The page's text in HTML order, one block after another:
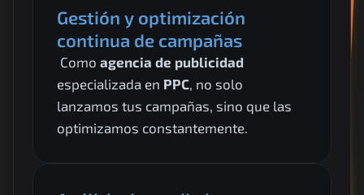
Gestión y optimización
continua de campañas
Como agencia de publicidad
especializada en PPC, no solo
lanzamos tus campañas, sino que las
optimizamos constantemente.